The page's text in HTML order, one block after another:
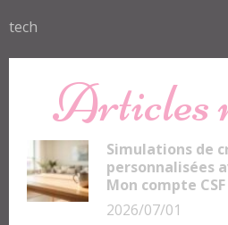
tech
Articles
Simulations de
personnalisées
Mon compte CSF
2026/07/01